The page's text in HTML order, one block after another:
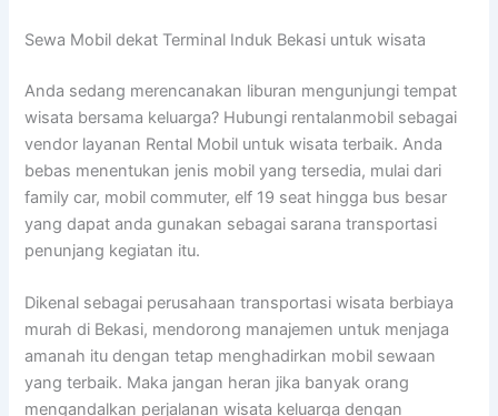
Sewa Mobil dekat Terminal Induk Bekasi untuk wisata
Anda sedang merencanakan liburan mengunjungi tempat
wisata bersama keluarga? Hubungi rentalanmobil sebagai
vendor layanan Rental Mobil untuk wisata terbaik. Anda
bebas menentukan jenis mobil yang tersedia, mulai dari
family car, mobil commuter, elf 19 seat hingga bus besar
yang dapat anda gunakan sebagai sarana transportasi
penunjang kegiatan itu.
Dikenal sebagai perusahaan transportasi wisata berbiaya
murah di Bekasi, mendorong manajemen untuk menjaga
amanah itu dengan tetap menghadirkan mobil sewaan
yang terbaik. Maka jangan heran jika banyak orang
mengandalkan perjalanan wisata keluarga dengan